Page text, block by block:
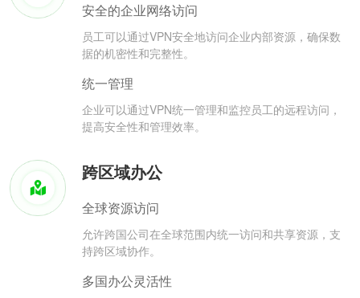
安全的企业网络访问
员工可以通过VPN安全地访问企业内部资源，确保数
据的机密性和完整性。
统一管理
企业可以通过VPN统一管理和监控员工的远程访问，
提高安全性和管理效率。
跨区域办公
全球资源访问
允许跨国公司在全球范围内统一访问和共享资源，支
持跨区域协作。
多国办公灵活性